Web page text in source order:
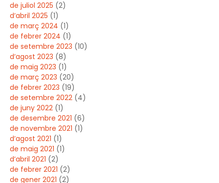
de juliol 2025 (2)
d’abril 2025 (1)
de març 2024 (1)
de febrer 2024 (1)
de setembre 2023 (10)
d’agost 2023 (8)
de maig 2023 (1)
de març 2023 (20)
de febrer 2023 (19)
de setembre 2022 (4)
de juny 2022 (1)
de desembre 2021 (6)
de novembre 2021 (1)
d’agost 2021 (1)
de maig 2021 (1)
d’abril 2021 (2)
de febrer 2021 (2)
de gener 2021 (2)